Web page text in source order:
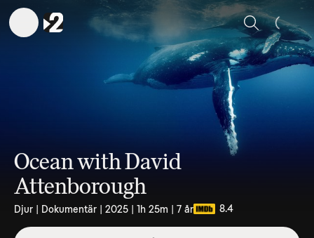
Sök
Ocean with David
Attenborough
Djur | Dokumentär | 2025 | 1h 25m | 7 år 8.4